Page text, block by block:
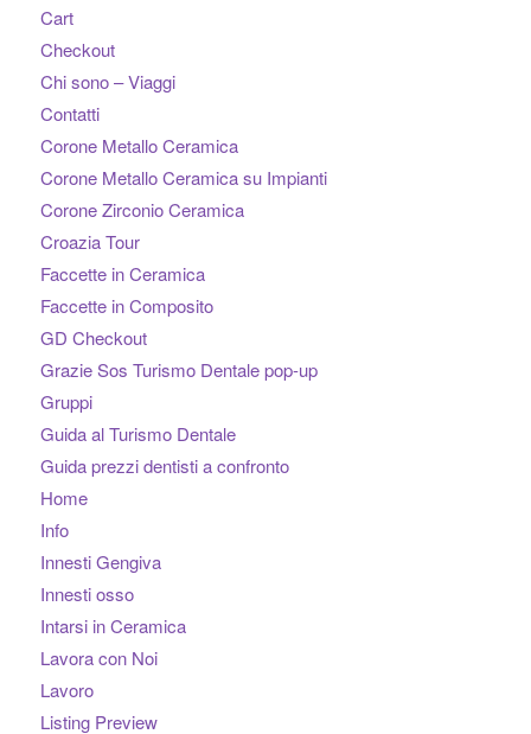
Cart
Checkout
Chi sono – Viaggi
Contatti
Corone Metallo Ceramica
Corone Metallo Ceramica su Impianti
Corone Zirconio Ceramica
Croazia Tour
Faccette in Ceramica
Faccette in Composito
GD Checkout
Grazie Sos Turismo Dentale pop-up
Gruppi
Guida al Turismo Dentale
Guida prezzi dentisti a confronto
Home
Info
Innesti Gengiva
Innesti osso
Intarsi in Ceramica
Lavora con Noi
Lavoro
Listing Preview